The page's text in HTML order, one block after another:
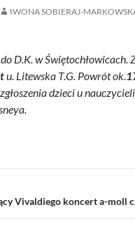
IWONA SOBIERAJ-
D.K. w Świętochłowicach.
u. Litewska T.G. Powrót ok.
dzieci u
Vivaldiego koncert a-moll